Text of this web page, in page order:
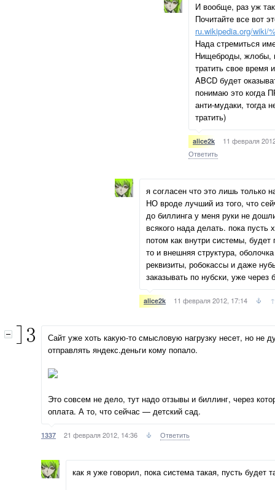
И вообще, раз уж
Почитайте все вот
ru.wikipedia.org/wiki/
Нада стремиться
Нищеброды, жлобы,
тратить свое время
ABCD будет
понимаю это когда
анти-мудаки, тогда
тратить)
alice2k
11 февраля
Ответить
я согласен что это лишь только
НО вроде лучший из того, что
до биллинга у меня руки не
всякого нада делать. пока пусть
потом как внутри системы, будет
то и внешняя структура,
реквизиты, робокассы и даже
заказывать по нубски, уже через
alice2k 11 февраля 2012, 17:14 ↑
Сайт уже хоть какую-то смысловую нагрузку несет, но не
отправлять яндекс.деньги кому попало.
Это совсем не дело, тут надо отзывы и биллинг, через
оплата. А то, что сейчас — детский сад.
1337 21 февраля 2012, 14:36 Ответить
как я уже говорил, пока система такая, пусть будет